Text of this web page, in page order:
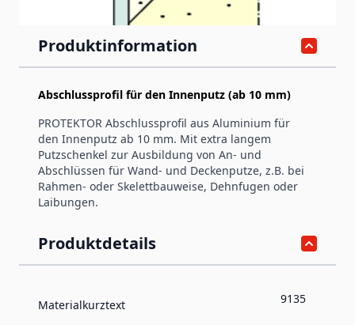
Produktinformation
Abschlussprofil für den Innenputz (ab 10 mm)
PROTEKTOR Abschlussprofil aus Aluminium für
den Innenputz ab 10 mm. Mit extra langem
Putzschenkel zur Ausbildung von An- und
Abschlüssen für Wand- und Deckenputze, z.B. bei
Rahmen- oder Skelettbauweise, Dehnfugen oder
Laibungen.
Produktdetails
Materialkurztext 9135